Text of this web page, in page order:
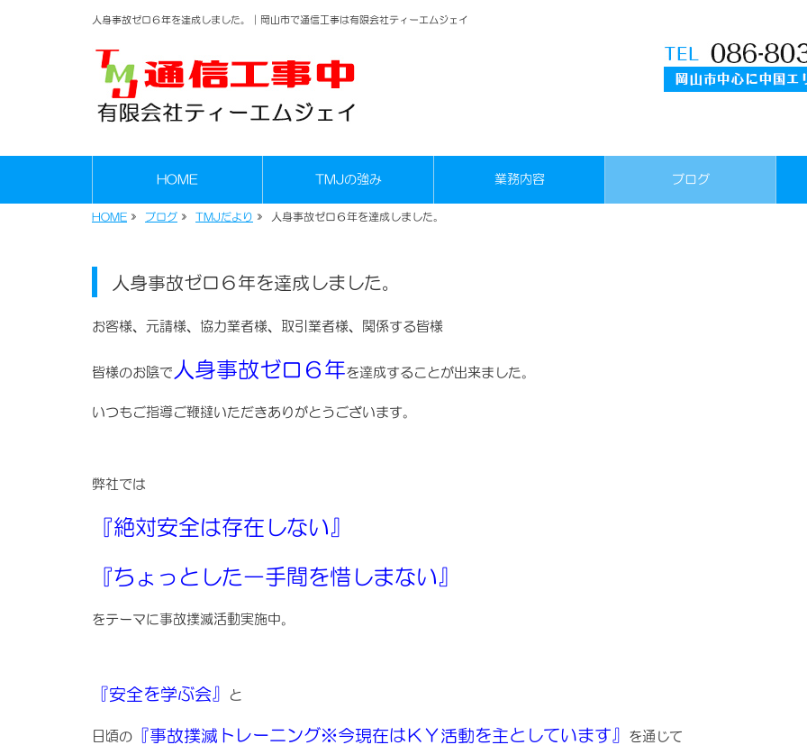
人身事故ゼロ６年を達成しました。｜岡山市で通信工事は有限会社ティーエムジェイ
HOME TMJの強み 業務内容 ブログ
HOME » ブログ » TMJだより » 人身事故ゼロ６年を達成しました。
人身事故ゼロ６年を達成しました。
お客様、元請様、協力業者様、取引業者様、関係する皆様
皆様のお陰で 人身事故ゼロ６年を達成することが出来ました。
いつもご指導ご鞭撻いただきありがとうございます。
弊社では
『絶対安全は存在しない』
『ちょっとした一手間を惜しまない』
をテーマに事故撲滅活動実施中。
『安全を学ぶ会』 と
日頃の 『事故撲滅トレーニング※今現在はＫＹ活動を主としています』 を通じて